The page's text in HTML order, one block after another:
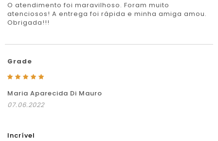
O atendimento foi maravilhoso. Foram muito
atenciosos! A entrega foi rápida e minha amiga amou.
Obrigada!!!
Grade
Maria Aparecida Di Mauro
07.06.2022
Incrível